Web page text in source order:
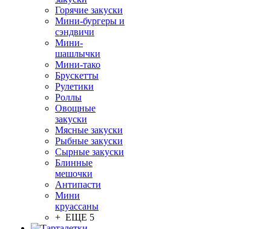
Горячие закуски
Мини-бургеры и
сэндвичи
Мини-
шашлычки
Мини-тако
Брускетты
Рулетики
Роллы
Овощные
закуски
Мясные закуски
Рыбные закуски
Сырные закуски
Блинные
мешочки
Антипасти
Мини
круассаны
+ ЕЩЕ 5